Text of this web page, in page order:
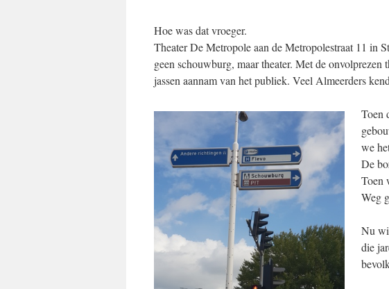
Hoe was dat vroeger.
Theater De Metropole aan de Metropolestraat 11 in
geen schouwburg, maar theater. Met de
jassen aannam van het publiek. Veel Almeerders
Toen
we
De
Toen
Weg
Nu
die